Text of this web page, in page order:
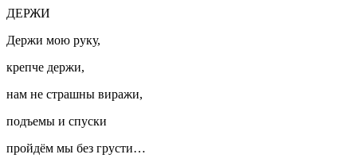
ДЕРЖИ
Держи мою руку,
крепче держи,
нам не страшны виражи,
подъемы и спуски
пройдём мы без грусти…